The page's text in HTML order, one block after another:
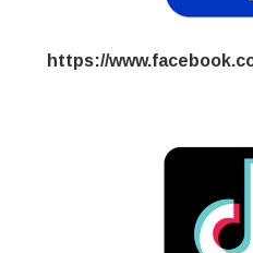
https://